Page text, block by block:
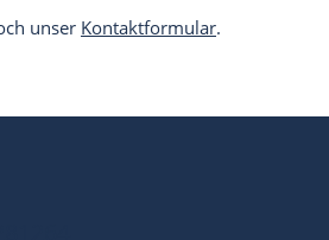
unser Kontaktformular.